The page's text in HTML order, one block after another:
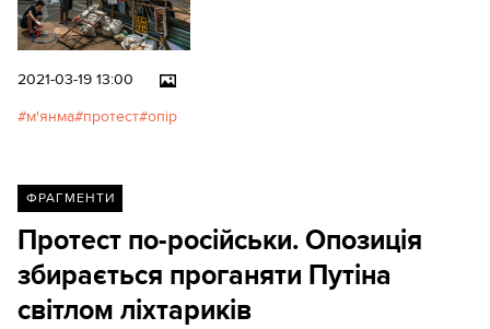
2021-03-19 13:00
м'янма протест опір
ФРАГМЕНТИ
Протест по-російськи. Опозиція
збирається проганяти Путіна
світлом ліхтариків